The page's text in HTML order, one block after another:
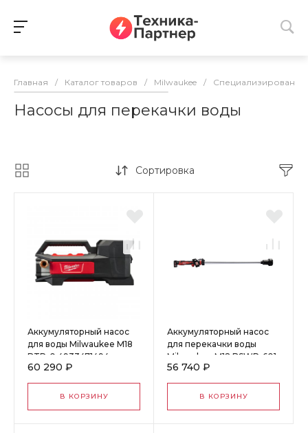
Главная / Каталог товаров / Milwaukee /
Насосы для перекачки воды
Сортировка
Аккумуляторный насос
для воды Milwaukee M18
BTP-0 4933471494
60 290 ₽
В КОРЗИНУ
Аккумуляторный насос
для перекачки воды
Milwaukee M12 BSWP-601
4933479640
56 740 ₽
В КОРЗИНУ